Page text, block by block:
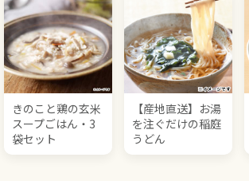
きのこと鶏の玄米
スープごはん・3
袋セット
【産地直送】お湯
を注ぐだけの稲庭
うどん